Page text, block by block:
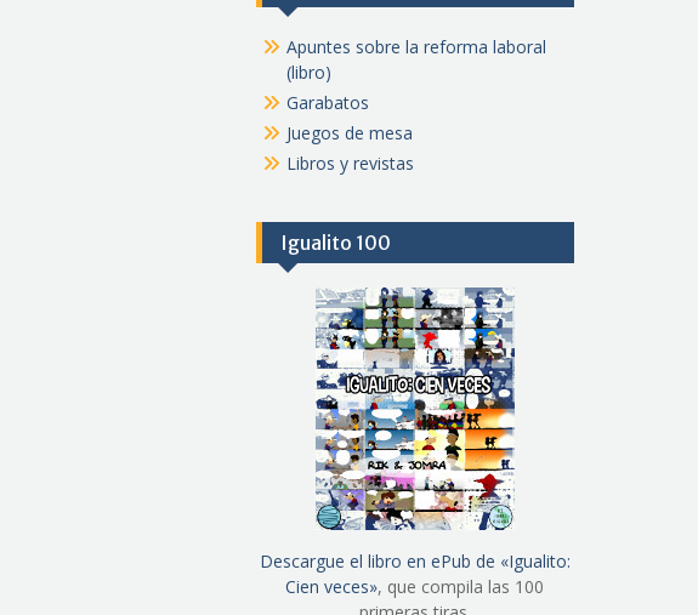
Apuntes sobre la reforma laboral
(libro)
Garabatos
Juegos de mesa
Libros y revistas
Igualito 100
Descargue el libro en ePub de «Igualito:
Cien veces», que compila las 100